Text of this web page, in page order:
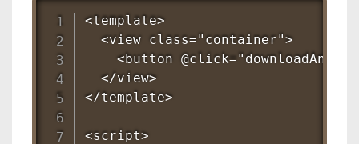
<template>
  <view class="container">
<button
  </view>
</template>
<script>